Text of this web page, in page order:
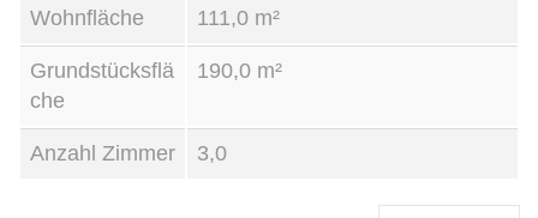
Wohnfläche 111,0 m²
Grundstücksflä
che
190,0 m²
Anzahl Zimmer 3,0